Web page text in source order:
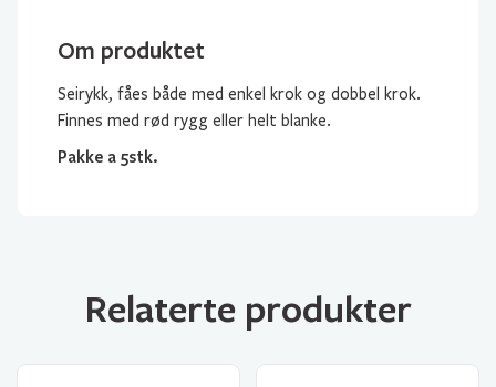
Om produktet
Seirykk, fåes både med enkel krok og dobbel krok.
Finnes med rød rygg eller helt blanke.
Pakke a 5stk.
Relaterte produkter